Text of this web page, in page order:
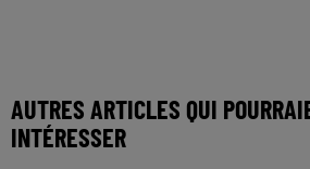
AUTRES ARTICLES QUI
INTÉRESSER